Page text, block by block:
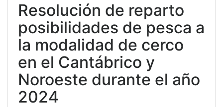
Resolución de reparto
posibilidades de pesca a
la modalidad de cerco
en el Cantábrico y
Noroeste durante el año
2024